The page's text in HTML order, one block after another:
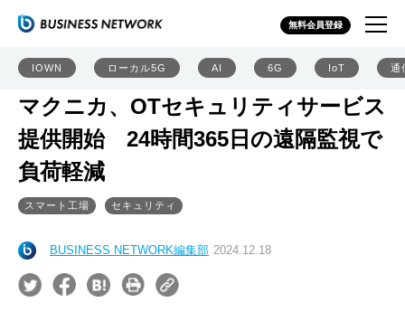
無料会員登録
IOWN ローカル5G AI 6G IoT 通
マクニカ、OTセキュリティサービス
提供開始 24時間365日の遠隔監視で
負荷軽減
スマート工場 セキュリティ
BUSINESS NETWORK編集部 2024.12.18